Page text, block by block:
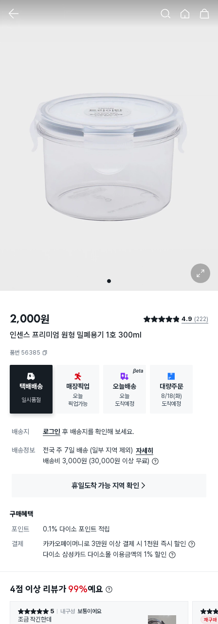
1
확대 보기
2,000원 별점 4.9점 4.9 (222)
인센스 프리미엄 원형 밀폐용기 1호 300ml
품번 56385
택배배송
일시품절
매장픽업
오늘
픽업가능
BETA
오늘배송
오늘
도착예정
대량주문
8/18(화)
도착예정
배송지 로그인 후 배송지를 확인해 보세요.
배송정보 전국 주 7일 배송 (일부 지역 제외) 자세히
배송비 3,000원 (30,000원 이상 무료)
휴일도착 가능 지역 확인
구매혜택
포인트
0.1% 다이소 포인트 적립
결제
카카오페이머니로 3만원 이상 결제 시 1천원 즉시 할인
다이소 삼성카드 다이소몰 이용금액의 1% 할인
4점 이상 리뷰가 99%예요
별점 5점 5 내구성 보통이에요
조금 작긴한데
별점 5
재구매